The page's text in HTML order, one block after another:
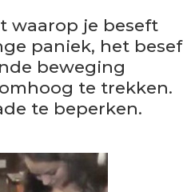
waarop je beseft
paniek, het besef
beweging
te trekken.
te beperken.